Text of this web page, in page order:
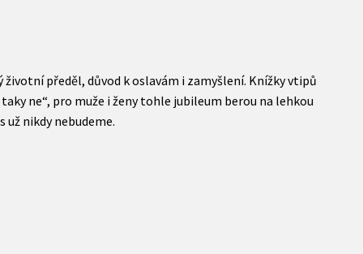
předěl, důvod k oslavám i zamyšlení. Knížky vtipů
ne“, pro muže i ženy tohle jubileum berou na lehkou
už nikdy nebudeme.